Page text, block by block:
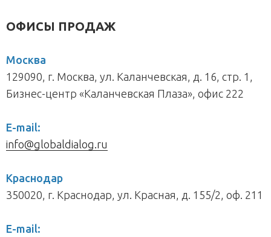
ОФИСЫ ПРОДАЖ
Москва
129090, г. Москва, ул. Каланчевская, д. 16, стр. 1,
Бизнес-центр «Каланчевская Плаза», офис 222
E-mail:
info@globaldialog.ru
Краснодар
350020, г. Краснодар, ул. Красная, д. 155/2, оф. 211
E-mail: